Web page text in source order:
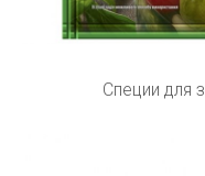
Специи для